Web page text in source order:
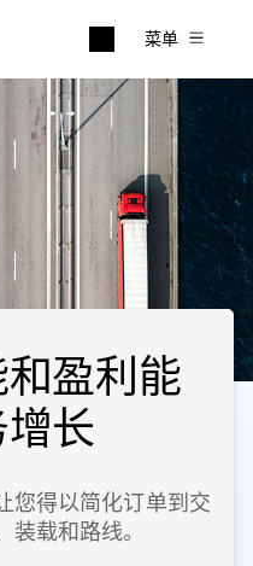
菜单
盈利能
长
您得以简化订单到交
载和路线。